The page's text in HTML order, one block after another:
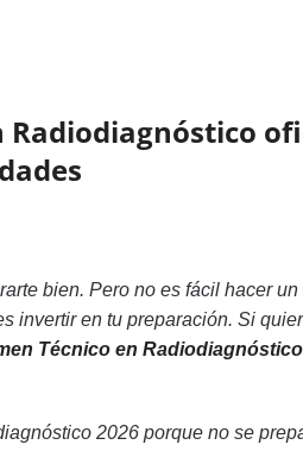
bien. Pero no es fácil hacer
invertir en tu preparación. Si
Técnico en Radiodiagnóstico
2026 porque no se